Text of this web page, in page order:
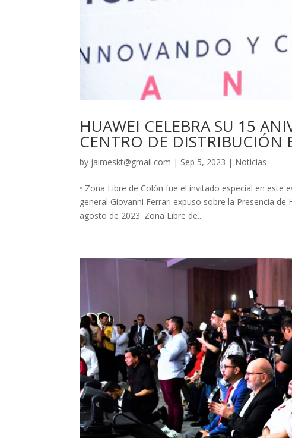
HUAWEI CELEBRA SU 15
CENTRO DE DISTRIBUCIÓN
by jaimeskt@gmail.com | Sep 5, 2023 | Noticias
• Zona Libre de Colón fue el invitado especial en este
general Giovanni Ferrari expuso sobre la Presencia
agosto de 2023. Zona Libre de...